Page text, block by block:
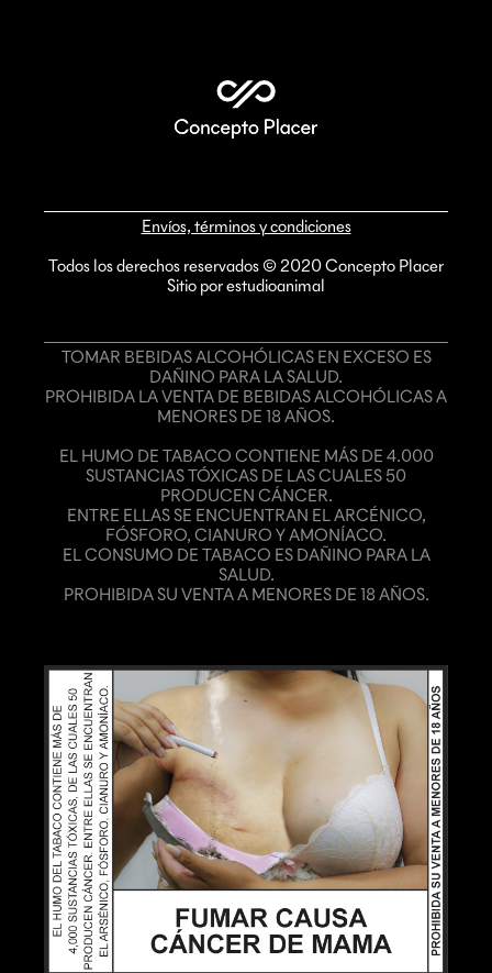
Envíos, términos y condiciones
Todos los derechos reservados © 2020 Concepto Placer
Sitio por estudioanimal
TOMAR BEBIDAS ALCOHÓLICAS EN EXCESO ES
DAÑINO PARA LA SALUD.
PROHIBIDA LA VENTA DE BEBIDAS ALCOHÓLICAS A
MENORES DE 18 AÑOS.
EL HUMO DE TABACO CONTIENE MÁS DE 4.000
SUSTANCIAS TÓXICAS DE LAS CUALES 50
PRODUCEN CÁNCER.
ENTRE ELLAS SE ENCUENTRAN EL ARCÉNICO,
FÓSFORO, CIANURO Y AMONÍACO.
EL CONSUMO DE TABACO ES DAÑINO PARA LA
SALUD.
PROHIBIDA SU VENTA A MENORES DE 18 AÑOS.